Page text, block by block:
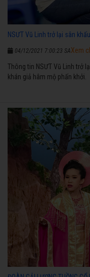
NSƯT Vũ Linh trở lại sân
04/12/2021 7:00:23 SA
Thông tin NSƯT Vũ Linh trở
khán giả hâm mộ phấn khởi.
Xem